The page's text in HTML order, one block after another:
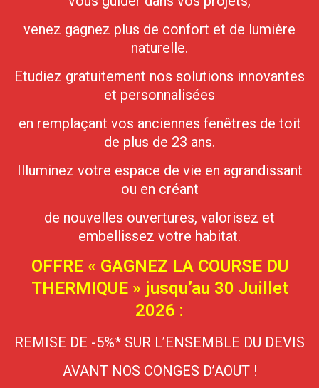
venez gagnez plus de confort et de lumière
naturelle.
Etudiez gratuitement nos solutions innovantes
et personnalisées
en remplaçant vos anciennes fenêtres de toit
de plus de 23 ans.
Illuminez votre espace de vie en agrandissant
ou en créant
de nouvelles ouvertures, valorisez et
embellissez votre habitat.
OFFRE « GAGNEZ LA COURSE DU
THERMIQUE » jusqu’au 30 Juillet
2026 :
REMISE DE -5%* SUR L’ENSEMBLE DU DEVIS
AVANT NOS CONGES D’AOUT !